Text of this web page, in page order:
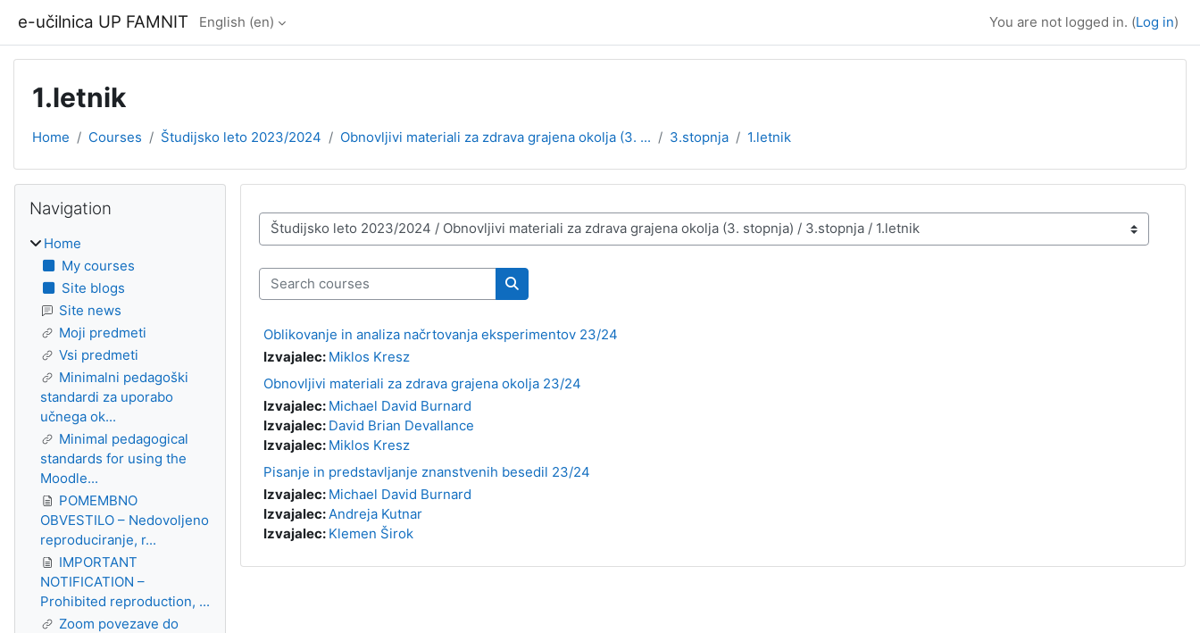
e-učilnica UP FAMNIT English ‎(en)‎ You are not logged in. (Log in)
1.letnik
Home Courses Študijsko leto 2023/2024 Obnovljivi materiali za zdrava grajena okolja (3. ... 3.stopnja 1.letnik
Course categories
Search courses
Search courses
Oblikovanje in analiza načrtovanja eksperimentov 23/24
Izvajalec: Miklos Kresz
Obnovljivi materiali za zdrava grajena okolja 23/24
Izvajalec: Michael David Burnard
Izvajalec: David Brian Devallance
Izvajalec: Miklos Kresz
Pisanje in predstavljanje znanstvenih besedil 23/24
Izvajalec: Michael David Burnard
Izvajalec:Andreja Kutnar
Izvajalec: Klemen Širok
Blocks
Navigation
Home
My courses
Site blogs
Site news
Moji predmeti
Vsi predmeti
Minimalni pedagoški
standardi za uporabo
učnega ok...
Minimal pedagogical
standards for using the
Moodle...
POMEMBNO
OBVESTILO – Nedovoljeno
reproduciranje, r...
IMPORTANT
NOTIFICATION –
Prohibited reproduction, ...
Zoom povezave do